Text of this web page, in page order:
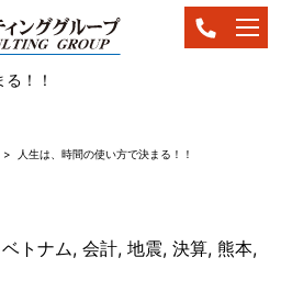
！！
人生は、時間の使い方で決まる！！
ベトナム, 会計, 地震, 決算, 熊本,